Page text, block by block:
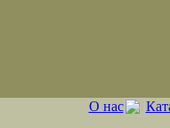
О нас